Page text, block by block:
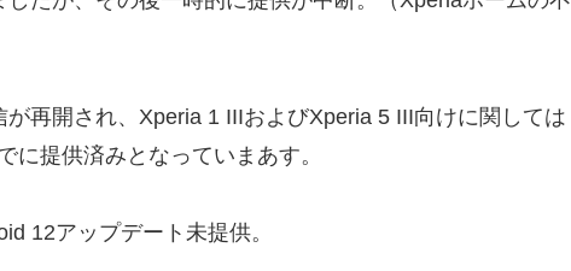
再開され、Xperia 1 IIIおよびXperia 5 III向けに関しては
に提供済みとなっていまあす。
12アップデート未提供。